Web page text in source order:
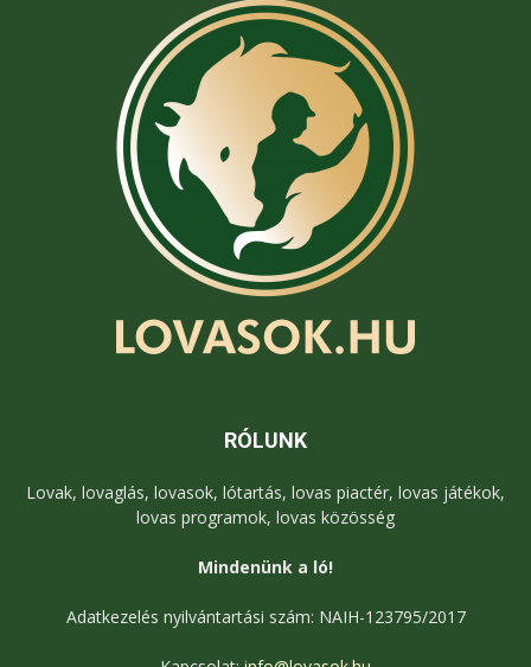
RÓLUNK
Lovak, lovaglás, lovasok, lótartás, lovas piactér, lovas játékok,
lovas programok, lovas közösség
Mindenünk a ló!
Adatkezelés nyilvántartási szám: NAIH-123795/2017